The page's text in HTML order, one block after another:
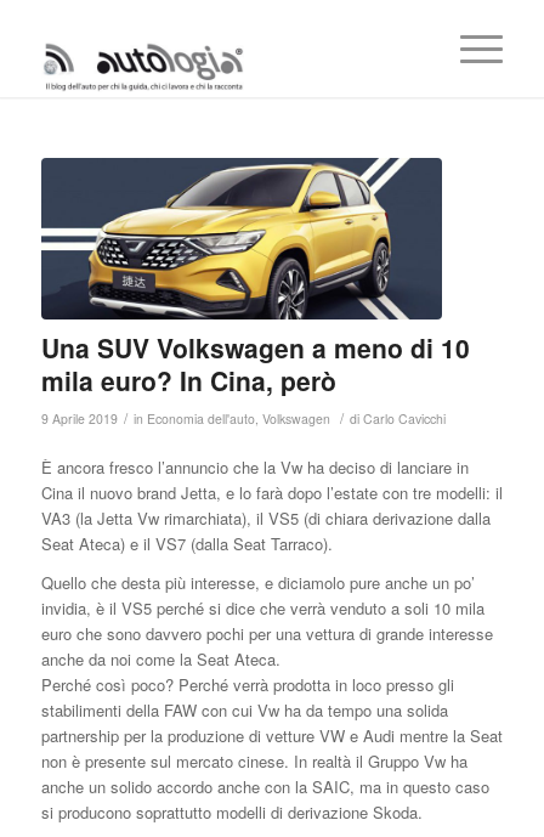
Una SUV Volkswagen a meno di 10
mila euro? In Cina, però
9 Aprile 2019 / in Economia dell'auto, Volkswagen / di Carlo Cavicchi
È ancora fresco l’annuncio che la Vw ha deciso di lanciare in
Cina il nuovo brand Jetta, e lo farà dopo l’estate con tre modelli: il
VA3 (la Jetta Vw rimarchiata), il VS5 (di chiara derivazione dalla
Seat Ateca) e il VS7 (dalla Seat Tarraco).
Quello che desta più interesse, e diciamolo pure anche un po’
invidia, è il VS5 perché si dice che verrà venduto a soli 10 mila
euro che sono davvero pochi per una vettura di grande interesse
anche da noi come la Seat Ateca.
Perché così poco? Perché verrà prodotta in loco presso gli
stabilimenti della FAW con cui Vw ha da tempo una solida
partnership per la produzione di vetture VW e Audi mentre la Seat
non è presente sul mercato cinese. In realtà il Gruppo Vw ha
anche un solido accordo anche con la SAIC, ma in questo caso
si producono soprattutto modelli di derivazione Skoda.